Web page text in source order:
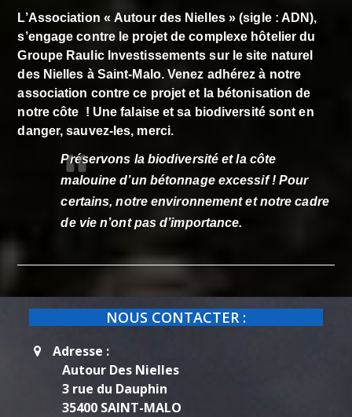
L’Association « Autour des Nielles » (sigle : ADN),
s’engage contre le projet de complexe hôtelier du
Groupe Raulic Investissements sur le site naturel
des Nielles à Saint-Malo. Venez adhérez à notre
association contre ce projet et la bétonisation de
notre côte ! Une falaise et sa biodiversité sont en
danger, sauvez-les, merci.
Préservons la biodiversité et la côte
malouine d’un bétonnage excessif ! Pour
certains,notre environnement et notre cadre
de vie n’ont pas d’importance.
NOUS CONTACTER :
Adresse :
Autour Des Nielles
3 rue du Dauphin
35400 SAINT-MALO